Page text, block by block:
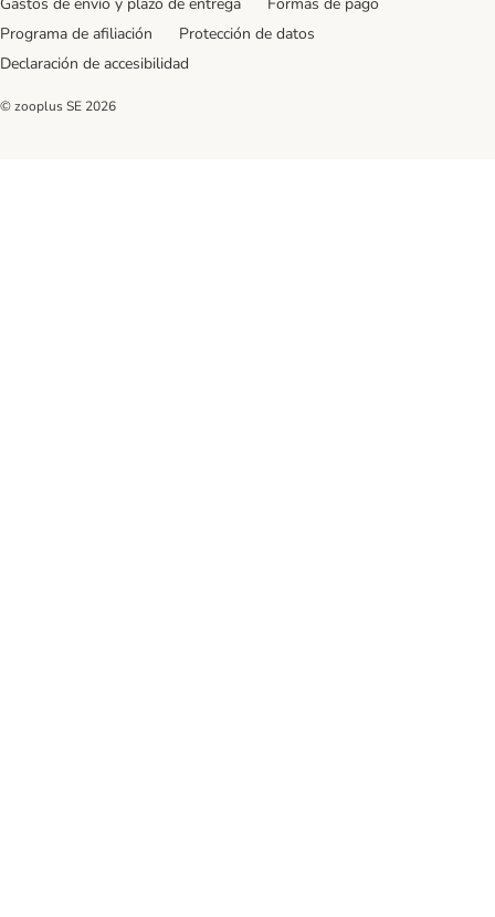
Gastos de envío y plazo de entrega
Formas de pago
Programa de afiliación
Protección de datos
Declaración de accesibilidad
© zooplus SE 2026